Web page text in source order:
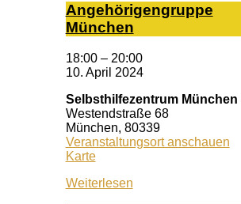
An­ge­hö­ri­gen­grup­pe
Mün­chen
18:00 – 20:00
10. April 2024
Selbsthilfezentrum München
Westendstraße 68
München, 80339
Veranstaltungsort anschauen
KarteSelbsthilfezentrum
Weiterlesen